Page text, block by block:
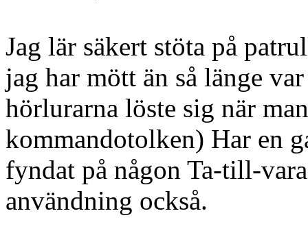
Jag lär säkert stöta på
jag har mött än så länge
hörlurarna löste sig när
kommandotolken) Har en
fyndat på någon Ta-till-
användning också.